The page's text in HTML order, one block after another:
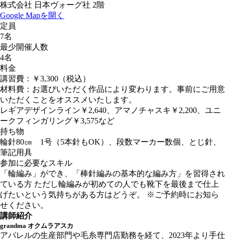
株式会社 日本ヴォーグ社 2階
Google Mapを開く
定員
7名
最少開催人数
4名
料金
講習費：￥3,300（税込）
材料費：お選びいただく作品により変わります。事前にご用意
いただくことをオススメいたします。
レギアデザインライン￥2,640、アマノチャスキ￥2,200、ユニ
ークフィンガリング￥3,575など
持ち物
輪針80㎝ 1号（5本針もOK）、段数マーカー数個、とじ針、
筆記用具
参加に必要なスキル
「輪編み」ができ、「棒針編みの基本的な編み方」を習得され
ている方 ただし輪編みが初めての人でも靴下を最後まで仕上
げたいという気持ちがある方はどうぞ。 ※ご予約時にお知ら
せください。
講師紹介
grandma オクムラアスカ
アパレルの生産部門や毛糸専門店勤務を経て、2023年より手仕